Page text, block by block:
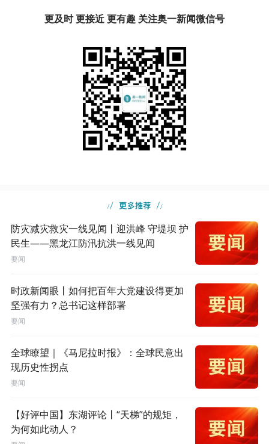
更及时 更接近 更有趣 关注奥一新闻微信号
防灾减灾救灾一线见闻丨迎洪峰 守堤坝 护
民生——黑龙江防汛抗洪一线见闻
要闻
时政新闻眼丨如何把百年大党建设得更加
坚强有力？总书记这样部署
要闻
全球瞭望｜《马尼拉时报》：全球民意出
现历史性拐点
要闻
【好评中国】东湖评论丨“天梯”的规矩，
为何如此动人？